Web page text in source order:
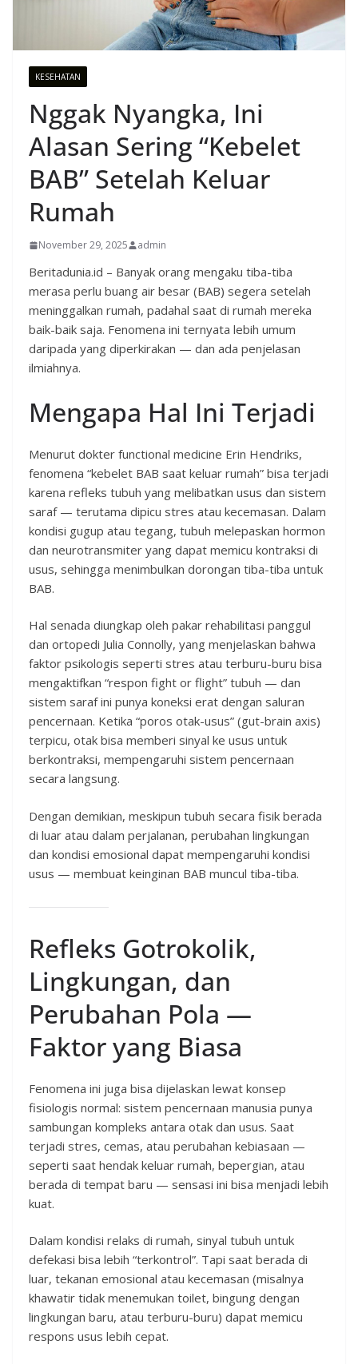
KESEHATAN
Nggak Nyangka, Ini
Alasan Sering “Kebelet
BAB” Setelah Keluar
Rumah
November 29, 2025 admin
Beritadunia.id – Banyak orang mengaku tiba-tiba
merasa perlu buang air besar (BAB) segera setelah
meninggalkan rumah, padahal saat di rumah mereka
baik-baik saja. Fenomena ini ternyata lebih umum
daripada yang diperkirakan — dan ada penjelasan
ilmiahnya.
Mengapa Hal Ini Terjadi
Menurut dokter functional medicine Erin Hendriks,
fenomena “kebelet BAB saat keluar rumah” bisa terjadi
karena refleks tubuh yang melibatkan usus dan sistem
saraf — terutama dipicu stres atau kecemasan. Dalam
kondisi gugup atau tegang, tubuh melepaskan hormon
dan neurotransmiter yang dapat memicu kontraksi di
usus, sehingga menimbulkan dorongan tiba-tiba untuk
BAB.
Hal senada diungkap oleh pakar rehabilitasi panggul
dan ortopedi Julia Connolly, yang menjelaskan bahwa
faktor psikologis seperti stres atau terburu-buru bisa
mengaktifkan “respon fight or flight” tubuh — dan
sistem saraf ini punya koneksi erat dengan saluran
pencernaan. Ketika “poros otak-usus” (gut-brain axis)
terpicu, otak bisa memberi sinyal ke usus untuk
berkontraksi, mempengaruhi sistem pencernaan
secara langsung.
Dengan demikian, meskipun tubuh secara fisik berada
di luar atau dalam perjalanan, perubahan lingkungan
dan kondisi emosional dapat mempengaruhi kondisi
usus — membuat keinginan BAB muncul tiba-tiba.
Refleks Gotrokolik,
Lingkungan, dan
Perubahan Pola —
Faktor yang Biasa
Fenomena ini juga bisa dijelaskan lewat konsep
fisiologis normal: sistem pencernaan manusia punya
sambungan kompleks antara otak dan usus. Saat
terjadi stres, cemas, atau perubahan kebiasaan —
seperti saat hendak keluar rumah, bepergian, atau
berada di tempat baru — sensasi ini bisa menjadi lebih
kuat.
Dalam kondisi relaks di rumah, sinyal tubuh untuk
defekasi bisa lebih “terkontrol”. Tapi saat berada di
luar, tekanan emosional atau kecemasan (misalnya
khawatir tidak menemukan toilet, bingung dengan
lingkungan baru, atau terburu-buru) dapat memicu
respons usus lebih cepat.